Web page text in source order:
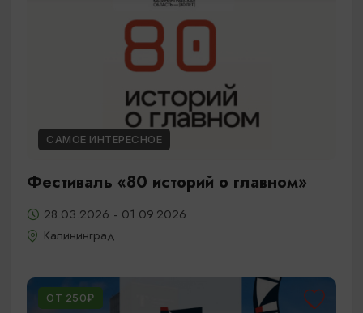
САМОЕ ИНТЕРЕСНОЕ
Фестиваль «80 историй о главном»
28.03.2026 - 01.09.2026
Калининград
ОТ 250₽